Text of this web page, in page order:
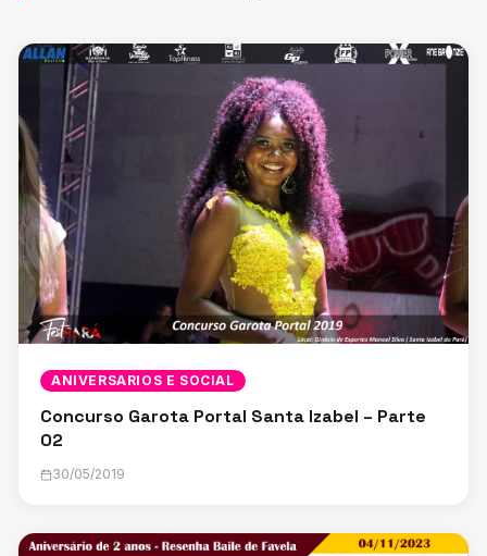
ANIVERSARIOS E SOCIAL
Concurso Garota Portal Santa Izabel – Parte
02
30/05/2019